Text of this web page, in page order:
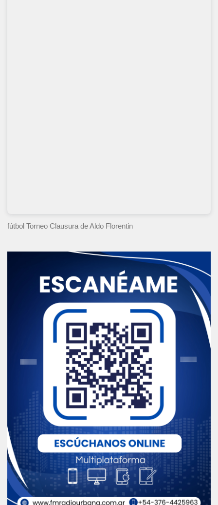
fútbol Torneo Clausura de Aldo Florentin